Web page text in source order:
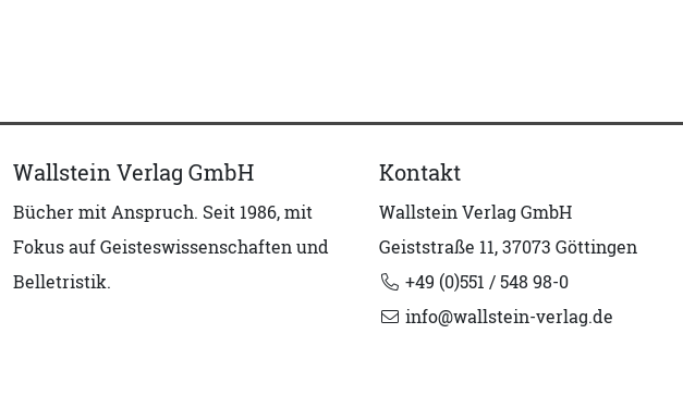
Wallstein Verlag GmbH
Bücher mit Anspruch. Seit 1986, mit
Fokus auf Geisteswissenschaften und
Belletristik.
Kontakt
Wallstein Verlag GmbH
Geiststraße 11, 37073 Göttingen
+49 (0)551 / 548 98-0
info@wallstein-verlag.de